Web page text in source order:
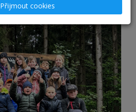
Přijmout cookies